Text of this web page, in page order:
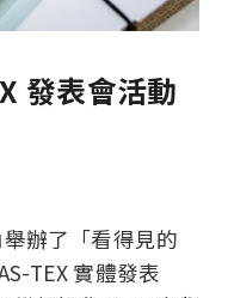
發表會活動
辦了「看得見的
TEX 實體發表